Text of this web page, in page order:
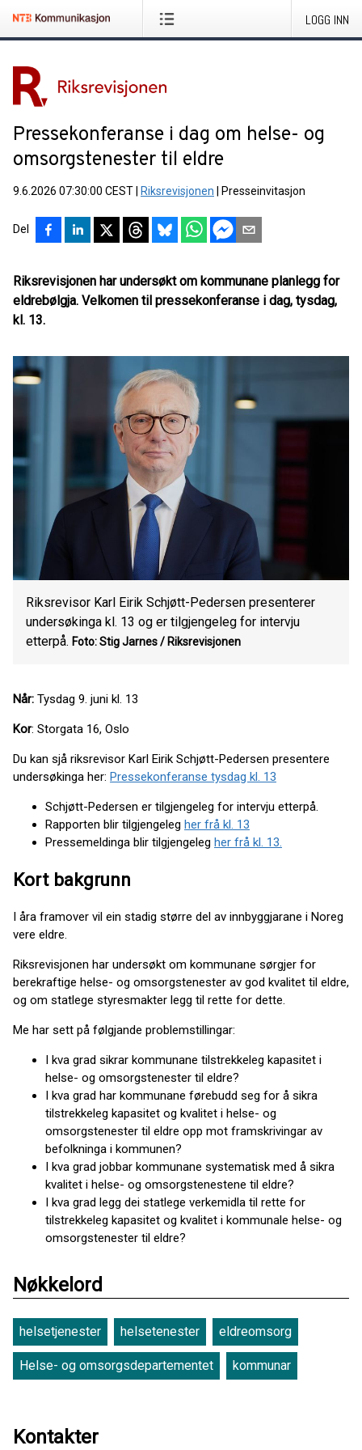
LOGG INN
Pressekonferanse i dag om helse- og
omsorgstenester til eldre
9.6.2026 07:30:00 CEST Riksrevisjonen Presseinvitasjon
Del
Riksrevisjonen har undersøkt om kommunane planlegg for
eldrebølgja. Velkomen til pressekonferanse i dag, tysdag,
kl. 13.
Riksrevisor Karl Eirik Schjøtt-Pedersen presenterer
undersøkinga kl. 13 og er tilgjengeleg for intervju
etterpå. Foto: Stig Jarnes / Riksrevisjonen
Når: Tysdag 9. juni kl. 13
Kor: Storgata 16, Oslo
Du kan sjå riksrevisor Karl Eirik Schjøtt-Pedersen presentere
undersøkinga her: Pressekonferanse tysdag kl. 13
Schjøtt-Pedersen er tilgjengeleg for intervju etterpå.
Rapporten blir tilgjengeleg her frå kl. 13
Pressemeldinga blir tilgjengeleg her frå kl. 13.
Kort bakgrunn
I åra framover vil ein stadig større del av innbyggjarane i Noreg
vere eldre.
Riksrevisjonen har undersøkt om kommunane sørgjer for
berekraftige helse- og omsorgstenester av god kvalitet til eldre,
og om statlege styresmakter legg til rette for dette.
Me har sett på følgjande problemstillingar:
I kva grad sikrar kommunane tilstrekkeleg kapasitet i
helse- og omsorgstenester til eldre?
I kva grad har kommunane førebudd seg for å sikra
tilstrekkeleg kapasitet og kvalitet i helse- og
omsorgstenester til eldre opp mot framskrivingar av
befolkninga i kommunen?
I kva grad jobbar kommunane systematisk med å sikra
kvalitet i helse- og omsorgstenestene til eldre?
I kva grad legg dei statlege verkemidla til rette for
tilstrekkeleg kapasitet og kvalitet i kommunale helse- og
omsorgstenester til eldre?
Nøkkelord
helsetjenester helsetenester eldreomsorg
Helse- og omsorgsdepartementet kommunar
Kontakter